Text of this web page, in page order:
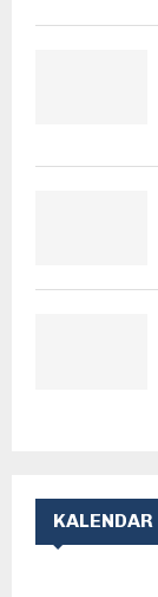
KALENDAR